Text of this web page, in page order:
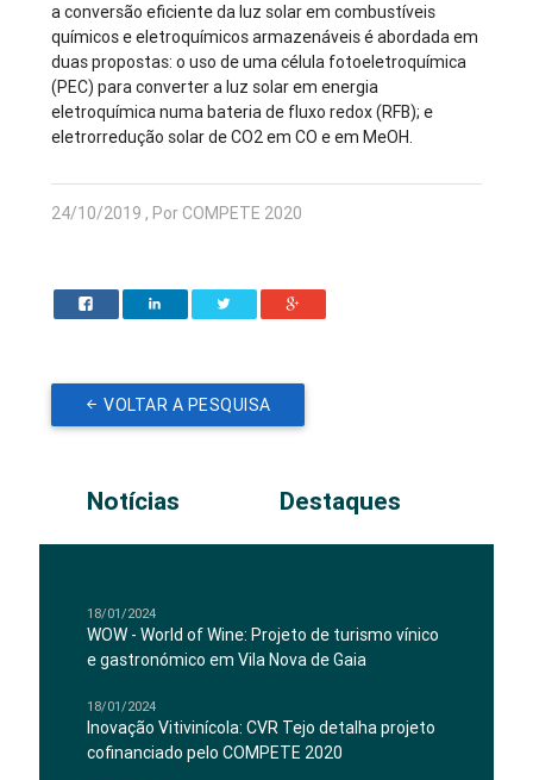
a conversão eficiente da luz solar em combustíveis
químicos e eletroquímicos armazenáveis ​​é abordada em
duas propostas: o uso de uma célula fotoeletroquímica
(PEC) para converter a luz solar em energia
eletroquímica numa bateria de fluxo redox (RFB); e
eletrorredução solar de CO2 em CO e em MeOH.
24/10/2019 , Por COMPETE 2020
VOLTAR A PESQUISA
Notícias Destaques
18/01/2024
WOW - World of Wine: Projeto de turismo vínico
e gastronómico em Vila Nova de Gaia
18/01/2024
Inovação Vitivinícola: CVR Tejo detalha projeto
cofinanciado pelo COMPETE 2020